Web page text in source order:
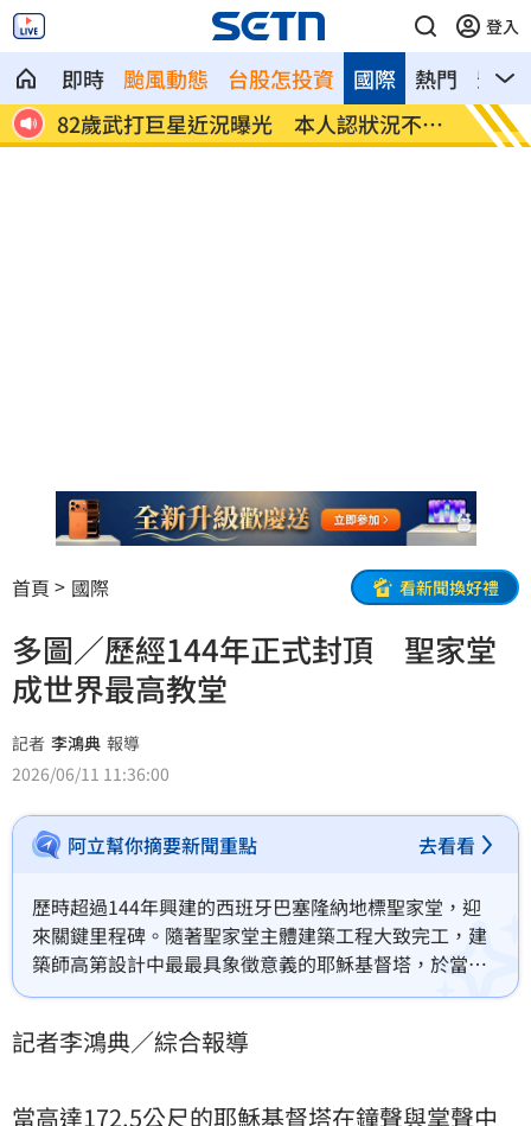
登入
即時 颱風動態 台股怎投資 熱門 影音
國際
化 82歲武打巨星近況曝光 本人認狀況不太
好
薔薔
紅
首頁 國際 看新聞換好禮
多圖／歷經144年正式封頂 聖家堂
成世界最高教堂
記者 李鴻典 報導
2026/06/11 11:36:00
阿立幫你摘要新聞重點 去看看
歷時超過144年興建的西班牙巴塞隆納地標聖家堂，迎
來關鍵里程碑。隨著聖家堂主體建築工程大致完工，建
築師高第設計中最最具象徵意義的耶穌基督塔，於當地
時間10日晚上7時30分（台灣時間11日凌晨1時30分）迎
念。
記者李鴻典／綜合報導
當高達172.5公尺的耶穌基督塔在鐘聲與掌聲中